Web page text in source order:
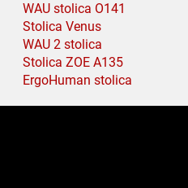
WAU stolica O141
Stolica Venus
WAU 2 stolica
Stolica ZOE A135
ErgoHuman stolica